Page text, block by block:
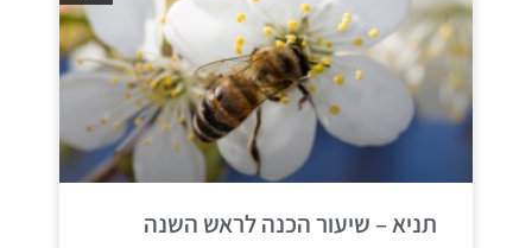
תניא – שיעור הכנה לראש השנה